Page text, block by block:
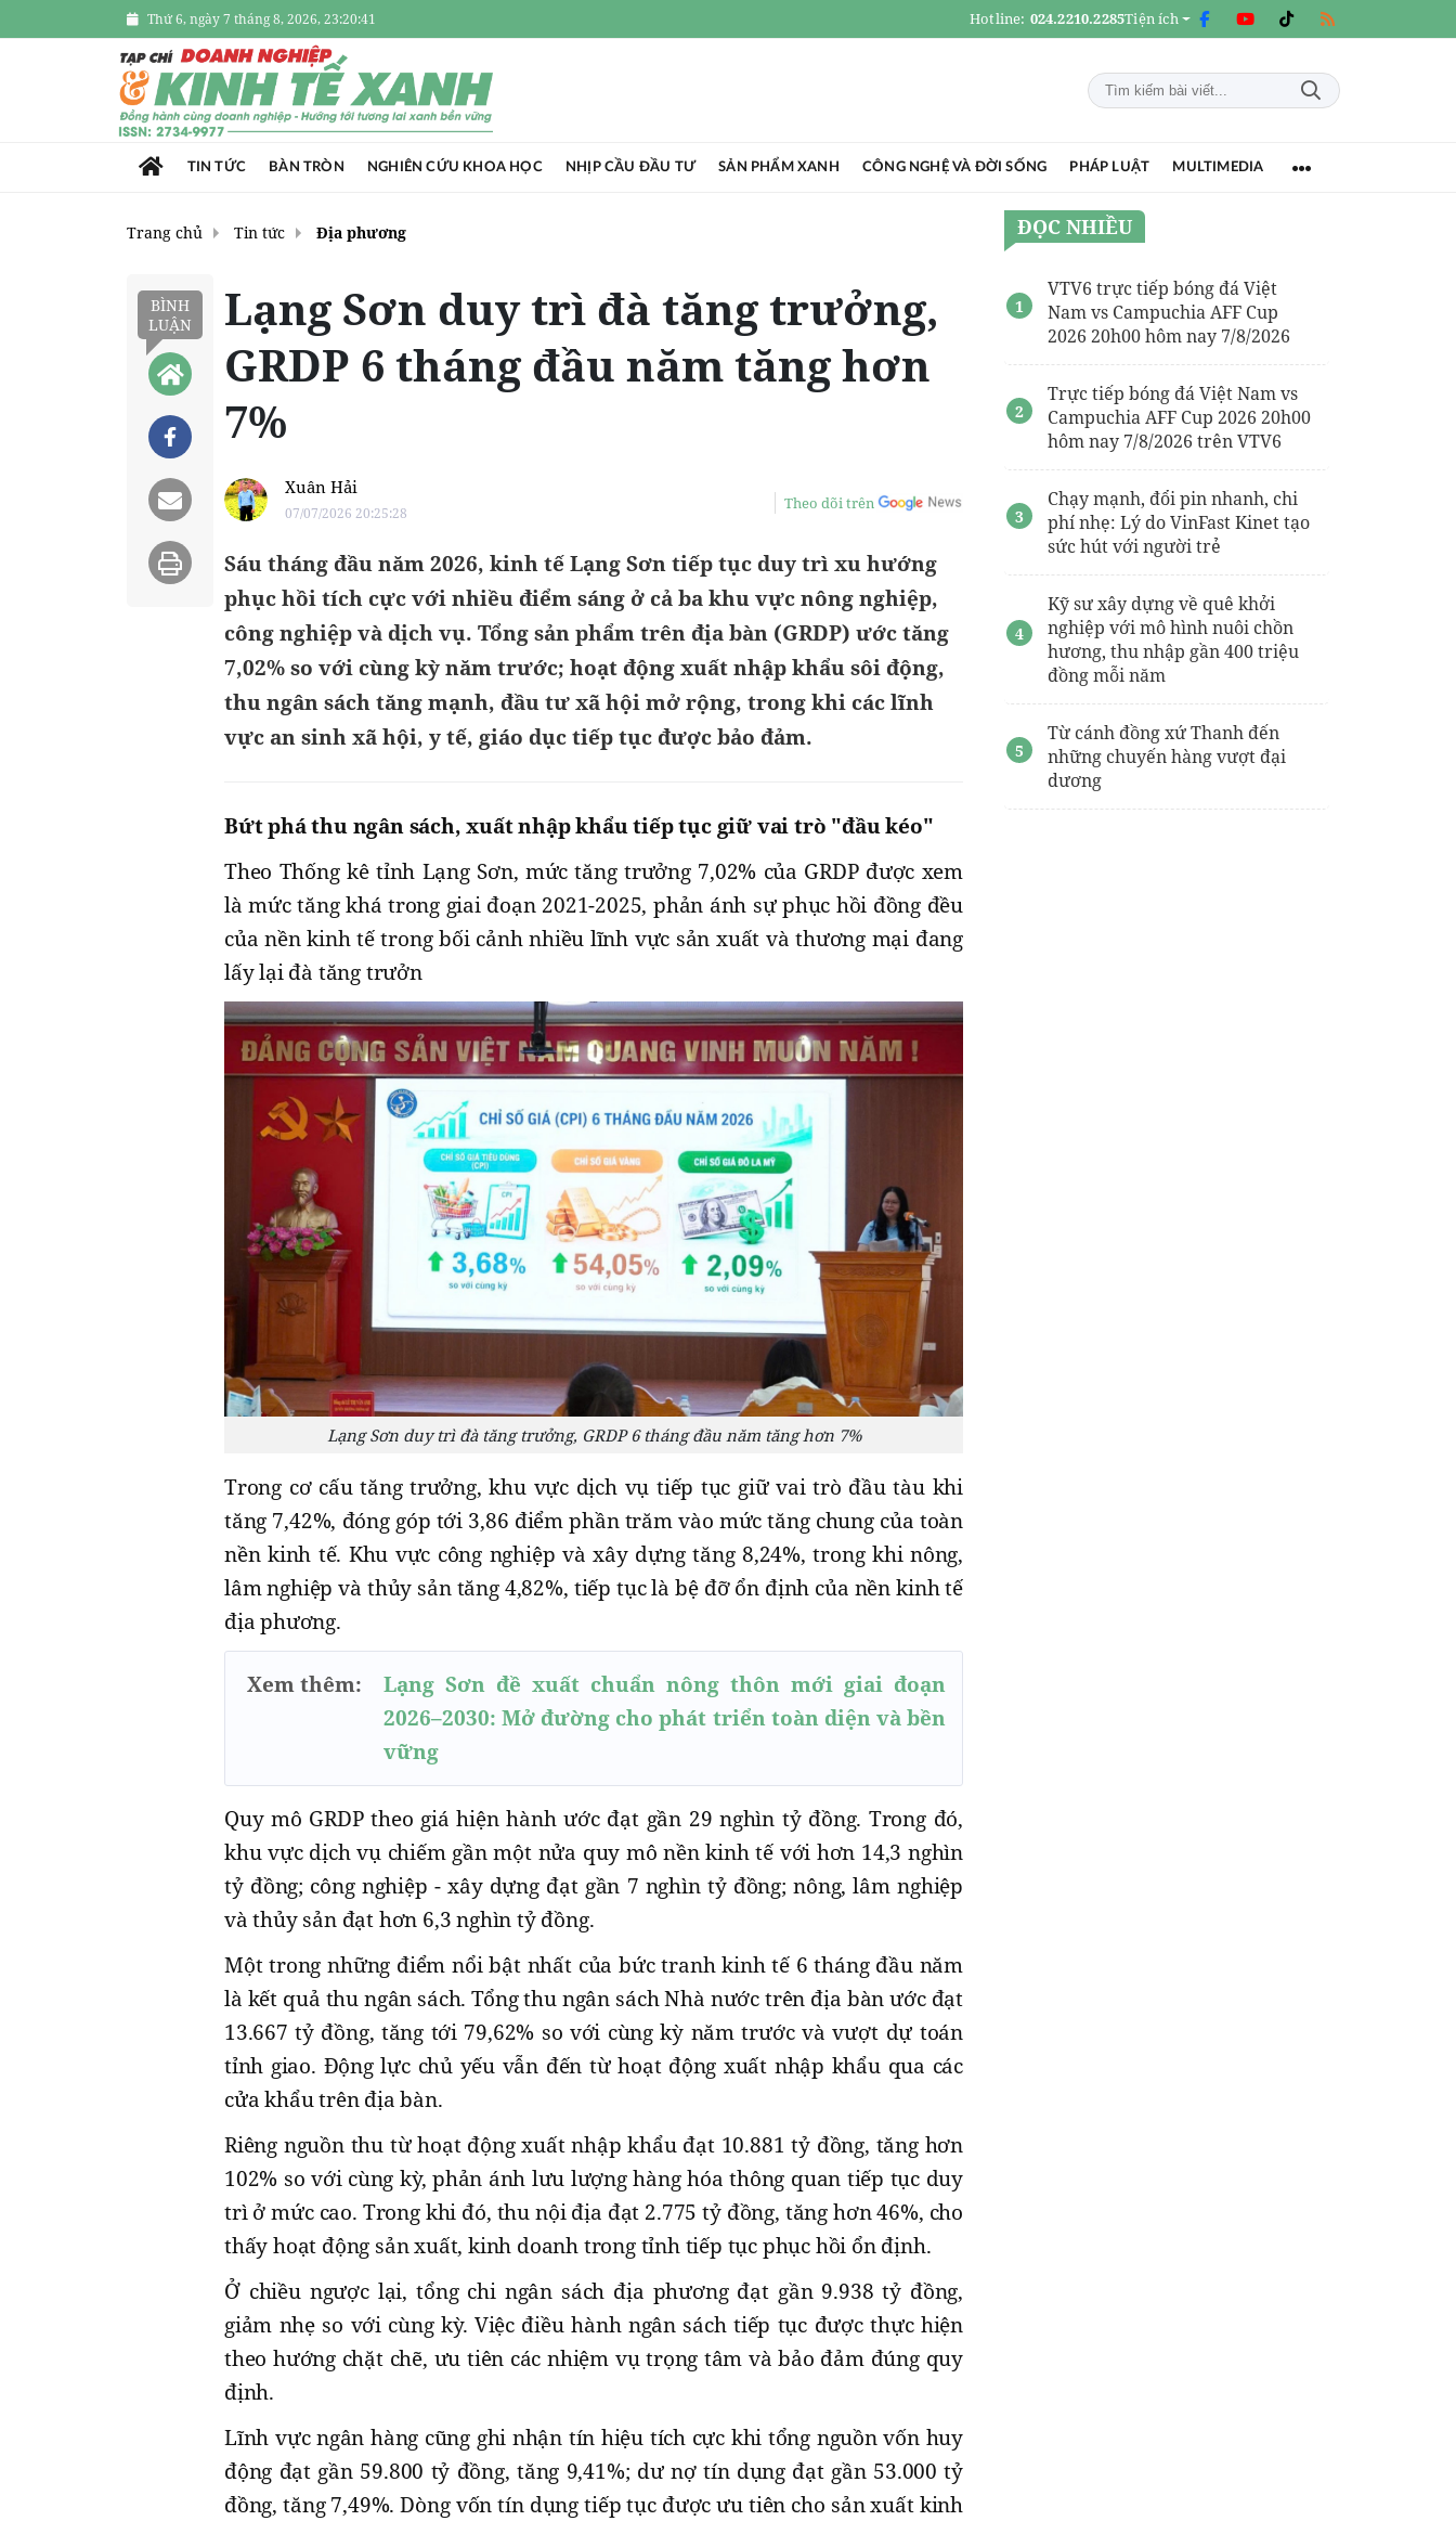
Thứ 6, ngày 7 tháng 8, 2026, 23:20:42 Hotline: 024.2210.2285Tiện ích
TIN TỨC BÀN TRÒN NGHIÊN CỨU KHOA HỌC NHỊP CẦU ĐẦU TƯ SẢN PHẨM XANH CÔNG NGHỆ VÀ ĐỜI SỐNG PHÁP LUẬT MULTIMEDIA
Trang chủ Tin tức Địa phương
BÌNH
LUẬN
Lạng Sơn duy trì đà tăng trưởng,
GRDP 6 tháng đầu năm tăng hơn
7%
Xuân Hải
07/07/2026 20:25:28
Theo dõi trên
Sáu tháng đầu năm 2026, kinh tế Lạng Sơn tiếp tục duy trì xu hướng
phục hồi tích cực với nhiều điểm sáng ở cả ba khu vực nông nghiệp,
công nghiệp và dịch vụ. Tổng sản phẩm trên địa bàn (GRDP) ước tăng
7,02% so với cùng kỳ năm trước; hoạt động xuất nhập khẩu sôi động,
thu ngân sách tăng mạnh, đầu tư xã hội mở rộng, trong khi các lĩnh
vực an sinh xã hội, y tế, giáo dục tiếp tục được bảo đảm.
Bứt phá thu ngân sách, xuất nhập khẩu tiếp tục giữ vai trò "đầu kéo"
Theo Thống kê tỉnh Lạng Sơn, mức tăng trưởng 7,02% của GRDP được xem
là mức tăng khá trong giai đoạn 2021-2025, phản ánh sự phục hồi đồng đều
của nền kinh tế trong bối cảnh nhiều lĩnh vực sản xuất và thương mại đang
lấy lại đà tăng trưởn
Lạng Sơn duy trì đà tăng trưởng, GRDP 6 tháng đầu năm tăng hơn 7%
Trong cơ cấu tăng trưởng, khu vực dịch vụ tiếp tục giữ vai trò đầu tàu khi
tăng 7,42%, đóng góp tới 3,86 điểm phần trăm vào mức tăng chung của toàn
nền kinh tế. Khu vực công nghiệp và xây dựng tăng 8,24%, trong khi nông,
lâm nghiệp và thủy sản tăng 4,82%, tiếp tục là bệ đỡ ổn định của nền kinh tế
địa phương.
Xem thêm:
Lạng Sơn đề xuất chuẩn nông thôn mới giai đoạn
2026–2030: Mở đường cho phát triển toàn diện và bền
vững
Quy mô GRDP theo giá hiện hành ước đạt gần 29 nghìn tỷ đồng. Trong đó,
khu vực dịch vụ chiếm gần một nửa quy mô nền kinh tế với hơn 14,3 nghìn
tỷ đồng; công nghiệp - xây dựng đạt gần 7 nghìn tỷ đồng; nông, lâm nghiệp
và thủy sản đạt hơn 6,3 nghìn tỷ đồng.
Một trong những điểm nổi bật nhất của bức tranh kinh tế 6 tháng đầu năm
là kết quả thu ngân sách. Tổng thu ngân sách Nhà nước trên địa bàn ước đạt
13.667 tỷ đồng, tăng tới 79,62% so với cùng kỳ năm trước và vượt dự toán
tỉnh giao. Động lực chủ yếu vẫn đến từ hoạt động xuất nhập khẩu qua các
cửa khẩu trên địa bàn.
Riêng nguồn thu từ hoạt động xuất nhập khẩu đạt 10.881 tỷ đồng, tăng hơn
102% so với cùng kỳ, phản ánh lưu lượng hàng hóa thông quan tiếp tục duy
trì ở mức cao. Trong khi đó, thu nội địa đạt 2.775 tỷ đồng, tăng hơn 46%, cho
thấy hoạt động sản xuất, kinh doanh trong tỉnh tiếp tục phục hồi ổn định.
Ở chiều ngược lại, tổng chi ngân sách địa phương đạt gần 9.938 tỷ đồng,
giảm nhẹ so với cùng kỳ. Việc điều hành ngân sách tiếp tục được thực hiện
theo hướng chặt chẽ, ưu tiên các nhiệm vụ trọng tâm và bảo đảm đúng quy
định.
Lĩnh vực ngân hàng cũng ghi nhận tín hiệu tích cực khi tổng nguồn vốn huy
động đạt gần 59.800 tỷ đồng, tăng 9,41%; dư nợ tín dụng đạt gần 53.000 tỷ
đồng, tăng 7,49%. Dòng vốn tín dụng tiếp tục được ưu tiên cho sản xuất kinh
ĐỌC NHIỀU
VTV6 trực tiếp bóng đá Việt
Nam vs Campuchia AFF Cup
2026 20h00 hôm nay 7/8/2026
Trực tiếp bóng đá Việt Nam vs
Campuchia AFF Cup 2026 20h00
hôm nay 7/8/2026 trên VTV6
Chạy mạnh, đổi pin nhanh, chi
phí nhẹ: Lý do VinFast Kinet tạo
sức hút với người trẻ
Kỹ sư xây dựng về quê khởi
nghiệp với mô hình nuôi chồn
hương, thu nhập gần 400 triệu
đồng mỗi năm
Từ cánh đồng xứ Thanh đến
những chuyến hàng vượt đại
dương